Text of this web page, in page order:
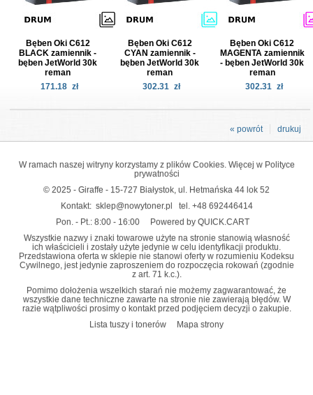
Bęben Oki C612
BLACK zamiennik -
bęben JetWorld 30k
reman
171.18 zł
Bęben Oki C612
CYAN zamiennik -
bęben JetWorld 30k
reman
302.31
zł
Bęben Oki C612
MAGENTA zamiennik
- bęben JetWorld 30k
reman
302.31 zł
drukuj
« powrót
W ramach naszej witryny korzystamy z plików Cookies. Więcej w Polityce
prywatności
© 2025 - Giraffe - 15-727 Białystok, ul. Hetmańska 44 lok 52
Kontakt: sklep@nowytoner.pl tel. +48 692446414
Pon. - Pt.: 8:00 - 16:00
Powered by QUICK.CART
Wszystkie nazwy i znaki towarowe użyte na stronie stanowią własność
ich właścicieli i zostały użyte jedynie w celu identyfikacji produktu.
Przedstawiona oferta w sklepie nie stanowi oferty w rozumieniu Kodeksu
Cywilnego, jest jedynie zaproszeniem do rozpoczęcia rokowań (zgodnie
z art. 71 k.c.).
Pomimo dołożenia wszelkich starań nie możemy zagwarantować, że
wszystkie dane techniczne zawarte na stronie nie zawierają błędów. W
razie wątpliwości prosimy o kontakt przed podjęciem decyzji o zakupie.
Lista tuszy i tonerów
Mapa strony